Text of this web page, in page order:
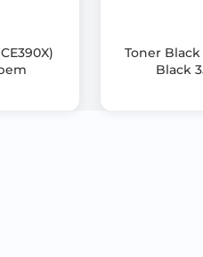
Toner
Black